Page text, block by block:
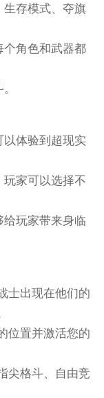
存模式、夺旗
角色和武器都
体验到超现实
家可以选择不
玩家带来身临
士出现在他们的
位置并激活您的
尖格斗、自由竞